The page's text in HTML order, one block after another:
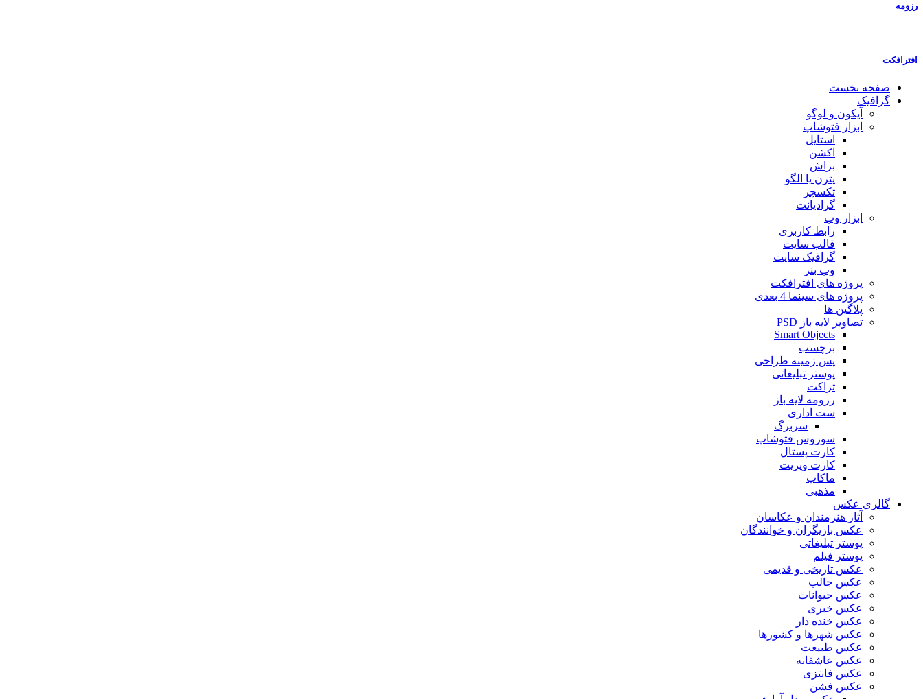
رزومه
افترافکت
صفحه نخست
گرافیک
آیکون و لوگو
ابزار فتوشاپ
استایل
اکشن
براش
پترن یا الگو
تکسچر
گرادیانت
ابزار وب
رابط کاربری
قالب سایت
گرافیک سایت
وب بنر
پروژه های افترافکت
پروژه های سینما 4 بعدی
پلاگین ها
تصاویر لایه باز PSD
Smart Objects
برچسب
پس زمینه طراحی
پوستر تبلیغاتی
تراکت
رزومه لایه باز
ست اداری
سربرگ
سوروس فتوشاپ
کارت پستال
کارت ویزیت
ماکاپ
مذهبی
گالری عکس
آثار هنرمندان و عکاسان
عکس بازیگران و خوانندگان
پوستر تبلیغاتی
پوستر فیلم
عکس تاریخی و قدیمی
عکس جالب
عکس حیوانات
عکس خبری
عکس خنده دار
عکس شهرها و کشورها
عکس طبیعت
عکس عاشقانه
عکس فانتزی
عکس فشن